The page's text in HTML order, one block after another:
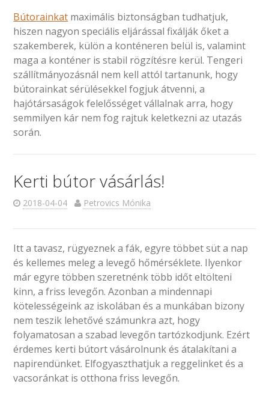
Bútorainkat maximális biztonságban tudhatjuk,
hiszen nagyon speciális eljárással fixálják őket a
szakemberek, külön a konténeren belül is, valamint
maga a konténer is stabil rögzítésre kerül. Tengeri
szállítmányozásnál nem kell attól tartanunk, hogy
bútorainkat sérülésekkel fogjuk átvenni, a
hajótársaságok felelősséget vállalnak arra, hogy
semmilyen kár nem fog rajtuk keletkezni az utazás
során.
Kerti bútor vásárlás!
2018-04-04 Petrovics Mónika
Itt a tavasz, rügyeznek a fák, egyre többet süt a nap
és kellemes meleg a levegő hőmérséklete. Ilyenkor
már egyre többen szeretnénk több időt eltölteni
kinn, a friss levegőn. Azonban a mindennapi
kötelességeink az iskolában és a munkában bizony
nem teszik lehetővé számunkra azt, hogy
folyamatosan a szabad levegőn tartózkodjunk. Ezért
érdemes kerti bútort vásárolnunk és átalakítani a
napirendünket. Elfogyaszthatjuk a reggelinket és a
vacsoránkat is otthona friss levegőn.